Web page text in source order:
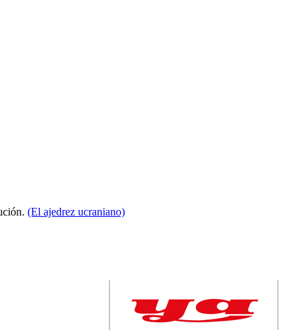
(El ajedrez ucraniano)